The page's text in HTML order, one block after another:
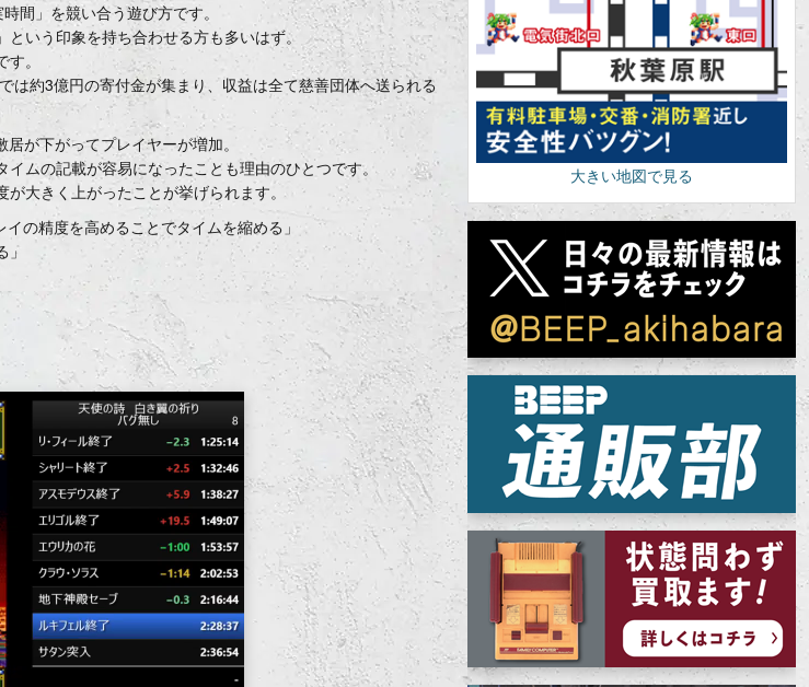
間」を競い合う遊び方です。
いう印象を持ち合わせる方も多いはず。
。
約3億円の寄付金が集まり、収益は全て慈善団体へ送られる
が下がってプレイヤーが増加。
ムの記載が容易になったことも理由のひとつです。
大きく上がったことが挙げられます。
の精度を高めることでタイムを縮める」
大きい地図で見る